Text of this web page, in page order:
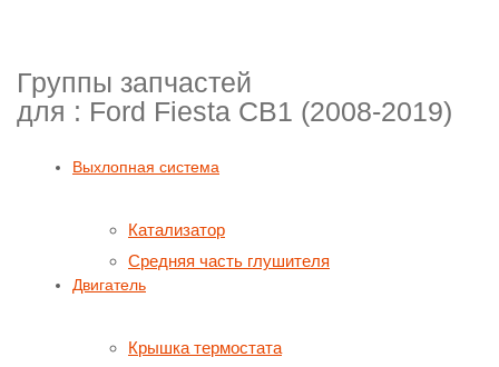
Группы запчастей
для : Ford Fiesta CB1 (2008-2019)
Выхлопная система
Катализатор
Средняя часть глушителя
Двигатель
Крышка термостата